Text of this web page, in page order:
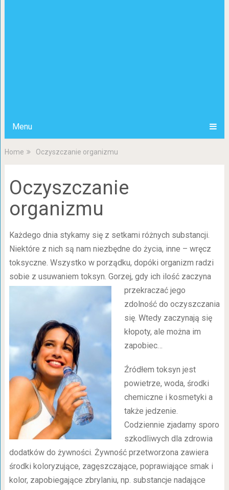
Menu
Home Oczyszczanie organizmu
Oczyszczanie
organizmu
Każdego dnia stykamy się z setkami różnych substancji.
Niektóre z nich są nam niezbędne do życia, inne – wręcz
toksyczne. Wszystko w porządku, dopóki organizm radzi
sobie z usuwaniem toksyn. Gorzej, gdy ich ilośćzaczyna
przekraczać jego
zdolność do oczyszczania
się. Wtedy zaczynają się
kłopoty, ale można im
zapobiec…
Źródłem toksyn jest
powietrze, woda, środki
chemiczne i kosmetyki a
także jedzenie.
Codziennie zjadamy sporo
szkodliwych dla zdrowia
dodatków do żywności. Żywność przetworzona zawiera
środki koloryzujące, zagęszczające, poprawiające smak i
kolor, zapobiegające zbrylaniu, np. substancje nadające